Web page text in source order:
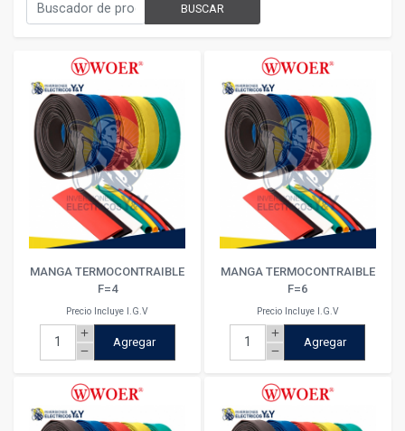
BUSCAR
MANGA TERMOCONTRAIBLE
F=4
Precio Incluye I.G.V
add
remove
Agregar
MANGA TERMOCONTRAIBLE
F=6
Precio Incluye I.G.V
add
remove
Agregar